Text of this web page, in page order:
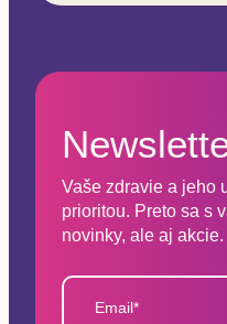
Vaše zdravie a jeho
prioritou. Preto sa s
novinky, ale aj akcie.
Email*